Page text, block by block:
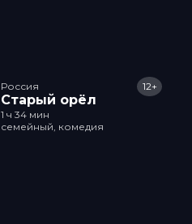
Россия
Старый орёл
12+
1 ч 34 мин
семейный, комедия